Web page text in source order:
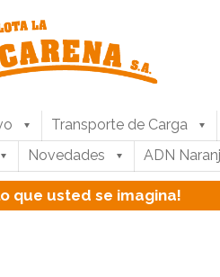
Transporte de Carga
Novedades ADN
que usted se imagina!